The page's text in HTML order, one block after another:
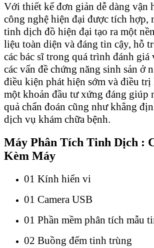
Với thiết kế đơn giản dễ dàng vận
công nghệ hiện đại được tích hợp,
tinh dịch đồ hiện đại tạo ra một
liệu toàn diện và đáng tin cậy, hỗ
các bác sĩ trong quá trình đánh giá
các vấn đề chứng năng sinh sản ở
điều kiện phát hiện sớm và điều
một khoản đầu tư xứng đáng giúp
quả chẩn đoán cũng như khẳng
dịch vụ khám chữa bệnh.
Máy Phân Tích Tinh Dịch :
Kèm Máy
01 Kính hiển vi
01 Camera USB
01 Phần mềm phân tích mẫu
02 Buồng đếm tinh trùng